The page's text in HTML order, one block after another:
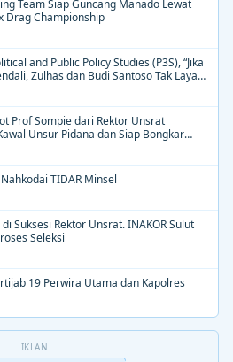
Team Siap Guncang Manado Lewat
Drag Championship
and Public Policy Studies (P3S), “Jika
Zulhas dan Budi Santoso Tak Layak
Prof Sompie dari Rektor Unsrat
Unsur Pidana dan Siap Bongkar
TIDAR Minsel
Suksesi Rektor Unsrat. INAKOR Sulut
Seleksi
19 Perwira Utama dan Kapolres
IKLAN